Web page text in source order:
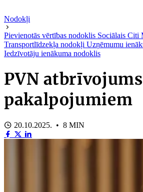
Nodokļi
Pievienotās vērtības nodoklis Sociālais Citi
Transportlīdzekļa nodokļi Uzņēmumu
Iedzīvotāju ienākuma nodoklis
PVN
pakalpojumiem
20.10.2025. • 8 MIN